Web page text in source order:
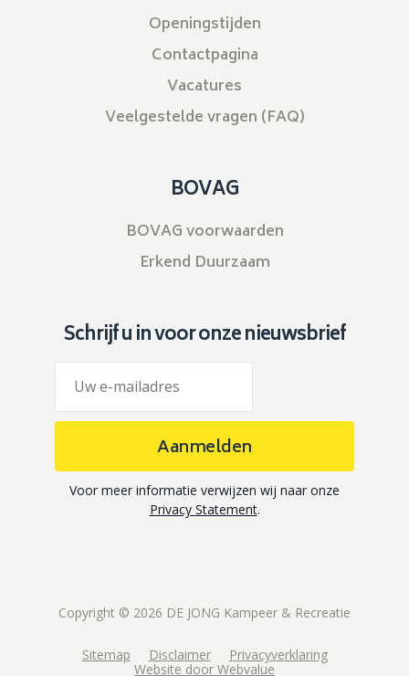
Openingstijden
Contactpagina
Vacatures
Veelgestelde vragen (FAQ)
BOVAG
BOVAG voorwaarden
Erkend Duurzaam
Schrijf u in voor onze nieuwsbrief
Aanmelden
Voor meer informatie verwijzen wij naar onze
Privacy Statement.
Copyright © 2026 DE JONG Kampeer & Recreatie
Sitemap Disclaimer
Privacyverklaring
Website door Webvalue